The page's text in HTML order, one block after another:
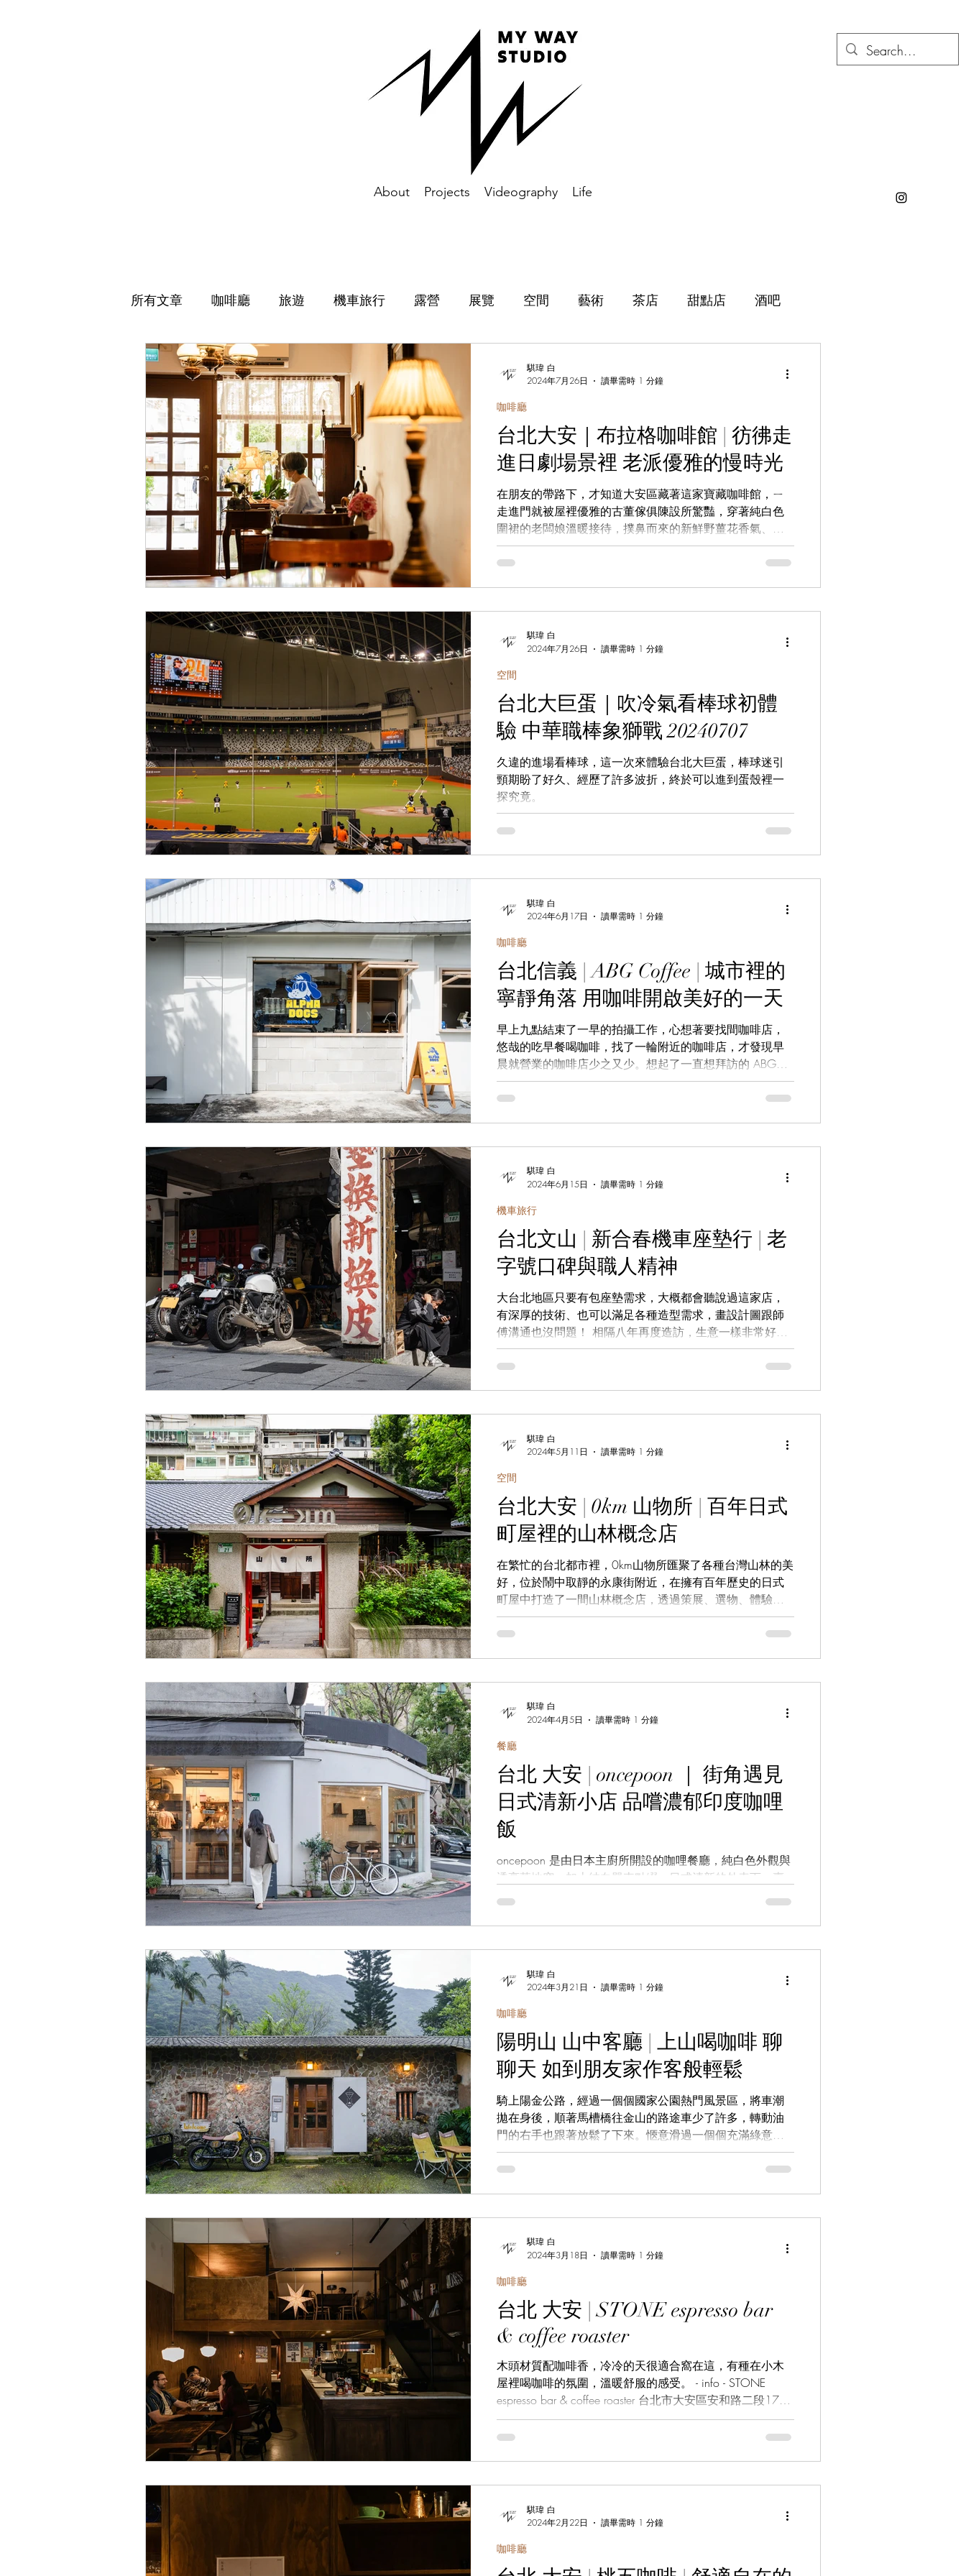
About Projects Videography Life
所有文章 咖啡廳 旅遊 機車旅行 露營 展覽 空間 藝術 茶店 甜點店 酒吧
餐廳 球賽 老戲院
台北大安｜布拉格咖啡館 | 彷彿走
進日劇場景裡 老派優雅的慢時光
在朋友的帶路下，才知道大安區藏著這家寶藏咖啡館，ㄧ
走進門就被屋裡優雅的古董傢俱陳設所驚豔，穿著純白色
圍裙的老闆娘溫暖接待，撲鼻而來的新鮮野薑花香氣、桌
上的木製預約立牌、寫字桌上整齊擺放的名片與沾水筆、
綻放美麗姿態的新鮮花束，隨處充滿生活儀式感與美感細
咖啡廳
騏瑋 白
2024年7月26日
讀畢需時 1 分鐘
台北大巨蛋｜吹冷氣看棒球初體
驗 中華職棒象獅戰 20240707
久違的進場看棒球，這一次來體驗台北大巨蛋，棒球迷引
頸期盼了好久、經歷了許多波折，終於可以進到蛋殼裡一
探究竟。
空間
騏瑋 白
2024年7月26日
讀畢需時 1 分鐘
台北信義 | ABG Coffee | 城市裡的
寧靜角落 用咖啡開啟美好的一天
早上九點結束了一早的拍攝工作，心想著要找間咖啡店，
悠哉的吃早餐喝咖啡，找了一輪附近的咖啡店，才發現早
晨就營業的咖啡店少之又少。想起了一直想拜訪的 ABG
Coffee，拿起手機查了查—太棒了！九點就營業！設好導航
後馬上跳上機車往目的地前進。 ABG Coffee...
咖啡廳
騏瑋 白
2024年6月17日
讀畢需時 1 分鐘
台北文山 | 新合春機車座墊行 | 老
字號口碑與職人精神
大台北地區只要有包座墊需求，大概都會聽說過這家店，
有深厚的技術、也可以滿足各種造型需求，畫設計圖跟師
傅溝通也沒問題！ 相隔八年再度造訪，生意一樣非常好，
因為只能純手工製作，如果選擇較有特色的造型、縫線設
計，都要做好漫長等待的心理準備。...
機車旅行
騏瑋 白
2024年6月15日
讀畢需時 1 分鐘
台北大安 | 0km 山物所 | 百年日式
町屋裡的山林概念店
在繁忙的台北都市裡，0km山物所匯聚了各種台灣山林的美
好，位於鬧中取靜的永康街附近，在擁有百年歷史的日式
町屋中打造了一間山林概念店，透過策展、選物、體驗、
景觀設計等形式，成為都市裡親近山林的出發點。
空間
騏瑋 白
2024年5月11日
讀畢需時 1 分鐘
台北 大安 | oncepoon ｜ 街角遇見
日式清新小店 品嚐濃郁印度咖哩
飯
oncepoon 是由日本主廚所開設的咖哩餐廳，純白色外觀與
透亮落地窗，加上純白單車點綴，日式清新的外表下，賣
的其實是印度咖哩喔！
餐廳
騏瑋 白
2024年4月5日
讀畢需時 1 分鐘
陽明山 山中客廳 | 上山喝咖啡 聊
聊天 如到朋友家作客般輕鬆
騎上陽金公路，經過一個個國家公園熱門風景區，將車潮
拋在身後，順著馬槽橋往金山的路途車少了許多，轉動油
門的右手也跟著放鬆了下來。愜意滑過一個個充滿綠意的
彎角，經過綠峰渡假山莊，穿越兩顆大樹形成的天然綠色
拱門後，座落路旁的山中客廳映入眼簾，在大片開闊的山
咖啡廳
騏瑋 白
2024年3月21日
讀畢需時 1 分鐘
台北 大安 | STONE espresso bar
& coffee roaster
木頭材質配咖啡香，冷冷的天很適合窩在這，有種在小木
屋裡喝咖啡的氛圍，溫暖舒服的感受。 - info - STONE
espresso bar & coffee roaster 台北市大安區安和路二段171
巷6號 ＠stoneespressobartaipei 感謝您的閱讀！...
咖啡廳
騏瑋 白
2024年3月18日
讀畢需時 1 分鐘
咖啡廳
騏瑋 白
2024年2月22日
讀畢需時 1 分鐘